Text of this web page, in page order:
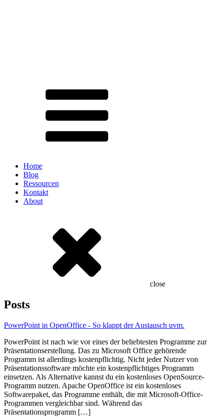
Home
Blog
Ressourcen
Kontakt
About
close
Posts
PowerPoint in OpenOffice - So klappt der Austausch uvm.
PowerPoint ist nach wie vor eines der beliebtesten Programme zur
Präsentationserstellung. Das zu Microsoft Office gehörende
Programm ist allerdings kostenpflichtig. Nicht jeder Nutzer von
Präsentationssoftware möchte ein kostenpflichtiges Programm
einsetzen. Als Alternative kannst du ein kostenloses OpenSource-
Programm nutzen. Apache OpenOffice ist ein kostenloses
Softwarepaket, das Programme enthält, die mit Microsoft-Office-
Programmen vergleichbar sind. Während das
Präsentationsprogramm […]